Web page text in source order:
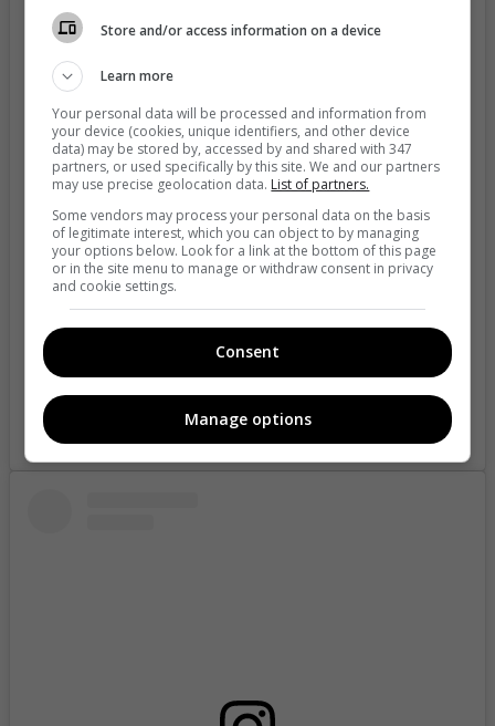
View this post on Instagram
A post shared by 👑 Recordando✨Reinas 👑 (Nov/15) (@recordandoreinas)
Store and/or access information on a device
Learn more
Your personal data will be processed and information from
your device (cookies, unique identifiers, and other device
data) may be stored by, accessed by and shared with 347
partners, or used specifically by this site. We and our partners
may use precise geolocation data. List of partners.
Some vendors may process your personal data on the basis
of legitimate interest, which you can object to by managing
your options below. Look for a link at the bottom of this page
or in the site menu to manage or withdraw consent in privacy
and cookie settings.
Consent
Manage options